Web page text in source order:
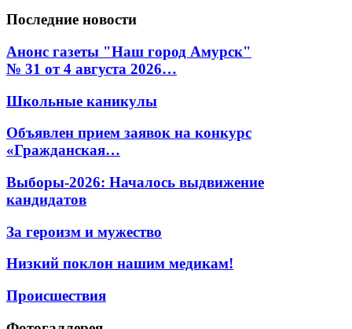
Последние новости
Анонс газеты "Наш город Амурск"
№ 31 от 4 августа 2026…
Школьные каникулы
Объявлен прием заявок на конкурс
«Гражданская…
Выборы-2026: Началось выдвижение
кандидатов
За героизм и мужество
Низкий поклон нашим медикам!
Происшествия